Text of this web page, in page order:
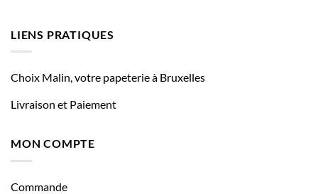
LIENS PRATIQUES
Choix Malin, votre papeterie à Bruxelles
Livraison et Paiement
MON COMPTE
Commande